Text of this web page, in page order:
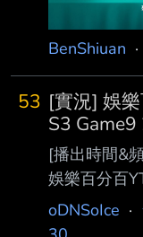
絮] 【嗨！
難道又要失
https://
BenShiuan ·
53 [實況] 娛
S3
[播出時間&
娛樂百分百
看： 無 YT
https://
oDNSoIce ·